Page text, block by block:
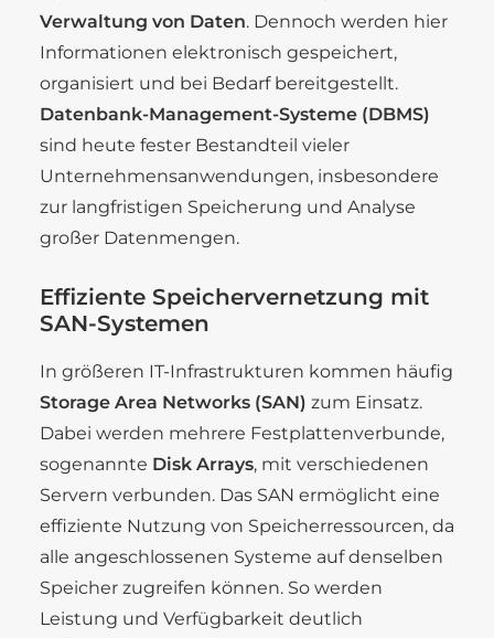
Verwaltung von Daten. Dennoch werden hier
Informationen elektronisch gespeichert,
organisiert und bei Bedarf bereitgestellt.
Datenbank-Management-Systeme (DBMS)
sind heute fester Bestandteil vieler
Unternehmensanwendungen, insbesondere
zur langfristigen Speicherung und Analyse
großer Datenmengen.
Effiziente Speichervernetzung mit
SAN-Systemen
In größeren IT-Infrastrukturen kommen häufig
Storage Area Networks (SAN) zum Einsatz.
Dabei werden mehrere Festplattenverbunde,
sogenannte Disk Arrays, mit verschiedenen
Servern verbunden. Das SAN ermöglicht eine
effiziente Nutzung von Speicherressourcen, da
alle angeschlossenen Systeme auf denselben
Speicher zugreifen können. So werden
Leistung und Verfügbarkeit deutlich